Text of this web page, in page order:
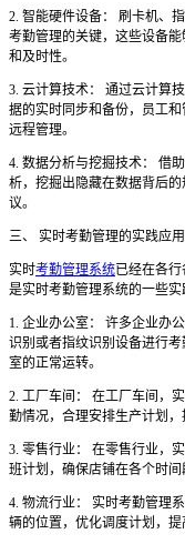
2. 智能硬件设备： 刷卡机、
考勤管理的关键，这些设备
和及时性。
3. 云计算技术： 通过云计算
据的实时同步和备份，员工
远程管理。
4. 数据分析与挖掘技术： 借
析，挖掘出隐藏在数据背后
议。
三、 实时考勤管理的实践应用
实时考勤管理系统已经在各
是实时考勤管理系统的一些实
1. 企业办公室： 许多企业办
识别或者指纹识别设备进行
室的正常运转。
2. 工厂车间： 在工厂车间，
勤情况，合理安排生产计划，
3. 零售行业： 在零售行业，
班计划，确保店铺在各个时间
4. 物流行业： 实时考勤管理
辆的位置，优化调度计划，提